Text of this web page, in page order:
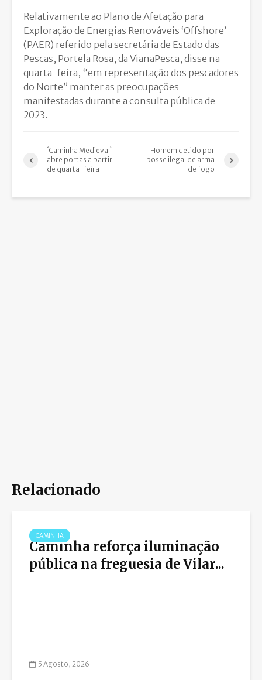
Relativamente ao Plano de Afetação para
Exploração de Energias Renováveis ‘Offshore’
(PAER) referido pela secretária de Estado das
Pescas, Portela Rosa, da VianaPesca, disse na
quarta-feira, “em representação dos pescadores
do Norte” manter as preocupações
manifestadas durante a consulta pública de
2023.
´Caminha Medieval`
abre portas a partir
de quarta-feira
Homem detido por
posse ilegal de arma
de fogo
Relacionado
CAMINHA
Caminha reforça iluminação
pública na freguesia de Vilar...
5 Agosto, 2026